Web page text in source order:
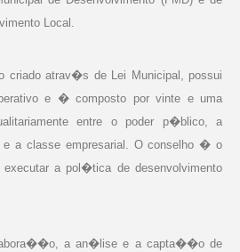
Local.
atrav�s de Lei Municipal, possui
e � composto por vinte e uma
entre o poder p�blico, a
e a classe empresarial. O conselho � o
a pol�tica de desenvolvimento
a an�lise e a capta��o de